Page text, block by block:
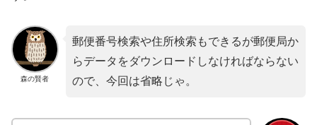
森の賢者
郵便番号検索や住所検索もできるが郵便局か
らデータをダウンロードしなければならない
ので、今回は省略じゃ。